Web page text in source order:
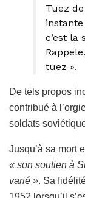
Tuez
instante
c’est la
tuez ».
De tels propos
contribué à
soldats
Jusqu’à sa mort
« son soutien à
varié ». Sa